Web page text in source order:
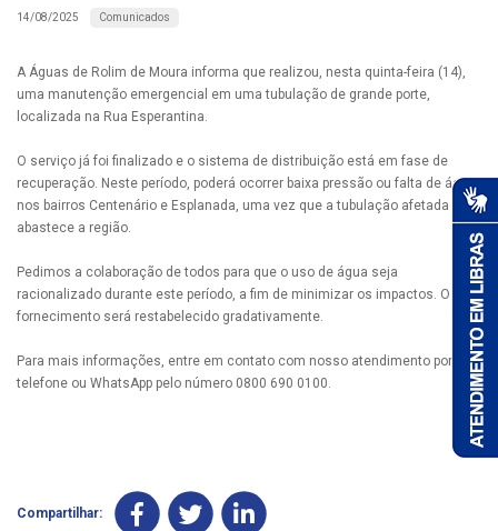
14/08/2025 Comunicados
A Águas de Rolim de Moura informa que realizou, nesta quinta-feira (14),
uma manutenção emergencial em uma tubulação de grande porte,
localizada na Rua Esperantina.
O serviço já foi finalizado e o sistema de distribuição está em fase de
recuperação. Neste período, poderá ocorrer baixa pressão ou falta de água
nos bairros Centenário e Esplanada, uma vez que a tubulação afetada
abastece a região.
Pedimos a colaboração de todos para que o uso de água seja
racionalizado durante este período, a fim de minimizar os impactos. O
fornecimento será restabelecido gradativamente.
Para mais informações, entre em contato com nosso atendimento por
telefone ou WhatsApp pelo número 0800 690 0100.
Compartilhar: